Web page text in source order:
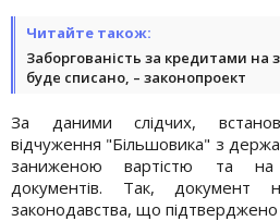
Читайте також:
Заборгованість за кредитами
буде списано, – законопроект
За даними слідчих,
відчуження "Більшовика" з
заниженою вартістю та на
документів. Так, документ
законодавства, що